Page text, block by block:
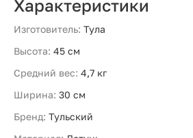
Характеристики
Изготовитель: Тула
Высота: 45 см
Средний вес: 4,7 кг
Ширина: 30 см
Бренд: Тульский